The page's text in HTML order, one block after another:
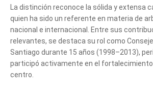
La distinción reconoce la sólida y extensa
quien ha sido un referente en materia de
nacional e internacional. Entre sus
relevantes, se destaca su rol como
Santiago durante 15 años (1998–2013),
participó activamente en el
centro.